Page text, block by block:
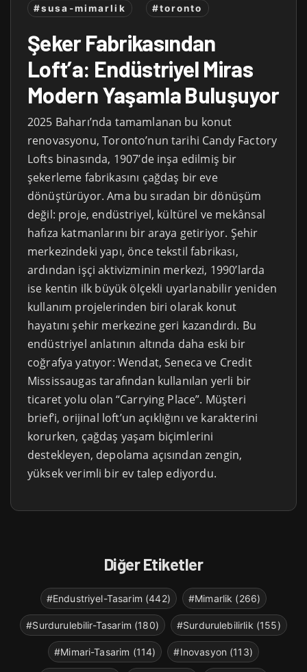
#susa-mimarlik
#toronto
Şeker Fabrikasından
Loft’a: Endüstriyel Miras
Modern Yaşamla Buluşuyor
2025 Baharı’nda tamamlanan bu konut
renovasyonu, Toronto’nun tarihi Candy Factory
Lofts binasında, 1907’de inşa edilmiş bir
şekerleme fabrikasını çağdaş bir eve
dönüştürüyor. Ama bu sıradan bir dönüşüm
değil: proje, endüstriyel, kültürel ve mekânsal
hafıza katmanlarını bir araya getiriyor. Şehir
merkezindeki yapı, önce tekstil fabrikası,
ardından işçi aktivizminin merkezi, 1990’larda
ise kentin ilk büyük ölçekli uyarlanabilir yeniden
kullanım projelerinden biri olarak konut
hayatını şehir merkezine geri kazandırdı. Bu
endüstriyel anlatının altında daha eski bir
coğrafya yatıyor: Wendat, Seneca ve Credit
Mississaugas tarafından kullanılan yerli bir
ticaret yolu olan “Carrying Place”. Müşteri
brief’i, orijinal loft’un açıklığını ve karakterini
korurken, çağdaş yaşam biçimlerini
destekleyen, depolama açısından zengin,
yüksek verimli bir ev talep ediyordu.
Diğer Etiketler
#Endustriyel-Tasarim (442) #Mimarlik (266)
#Surdurulebilir-Tasarim (180) #Surdurulebilirlik (155)
#Mimari-Tasarim (114) #Inovasyon (113)